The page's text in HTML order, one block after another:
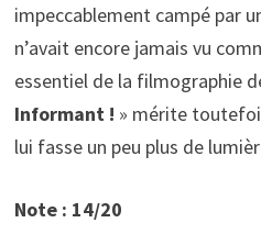
impeccablement campé par
n’avait encore jamais vu
essentiel de la filmographie
Informant ! » mérite
lui fasse un peu plus de
Note : 14/20